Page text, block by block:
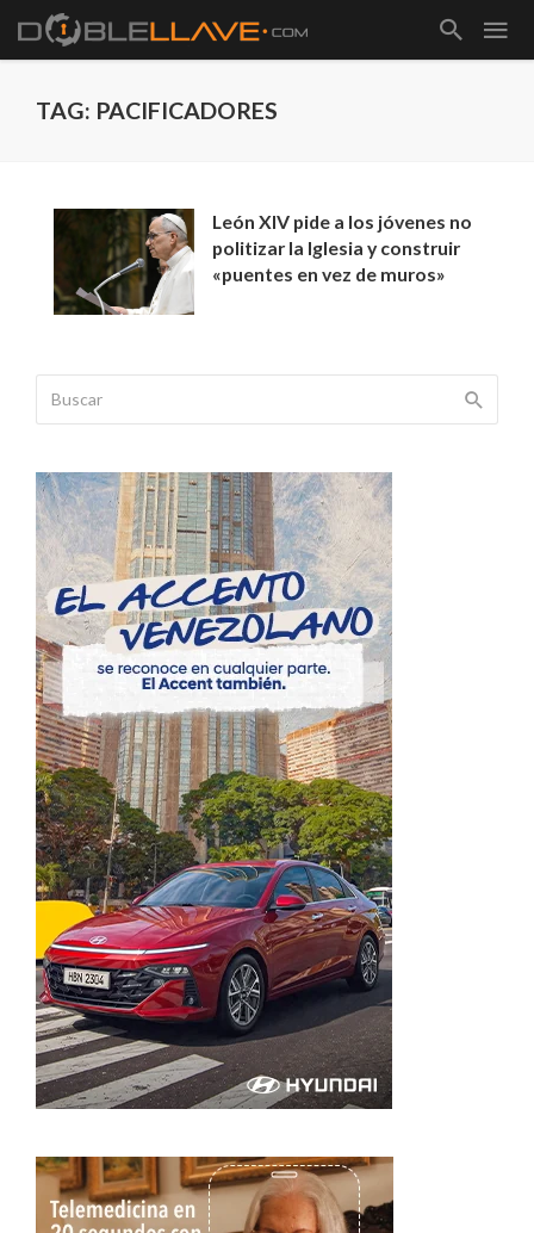
TAG: PACIFICADORES
León XIV pide a los jóvenes no
politizar la Iglesia y construir
«puentes en vez de muros»